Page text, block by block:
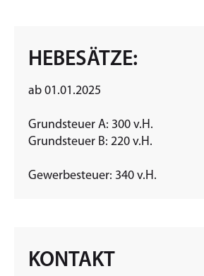
HEBESÄTZE:
ab 01.01.2025
Grundsteuer A: 300 v.H.
Grundsteuer B: 220 v.H.
Gewerbesteuer: 340 v.H.
KONTAKT